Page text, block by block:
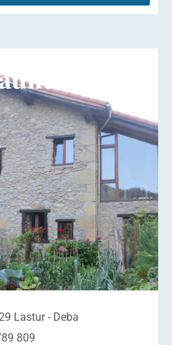
Lastur - Deba
809